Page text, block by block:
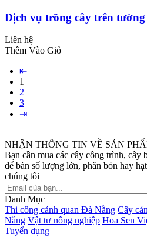
Dịch vụ trồng cây trên
Liên hệ
Thêm Vào Giỏ
⇤
1
2
3
⇥
NHẬN THÔNG TIN VỀ SẢN
Bạn cần mua các cây công trình, cây
để bàn số lượng lớn, phân bón hay
chúng tôi
Danh Mục
Thi công cảnh quan Đà Nẵng Cây
Nẵng Vật tư nông nghiệp Hoa Sen
Tuyển dụng